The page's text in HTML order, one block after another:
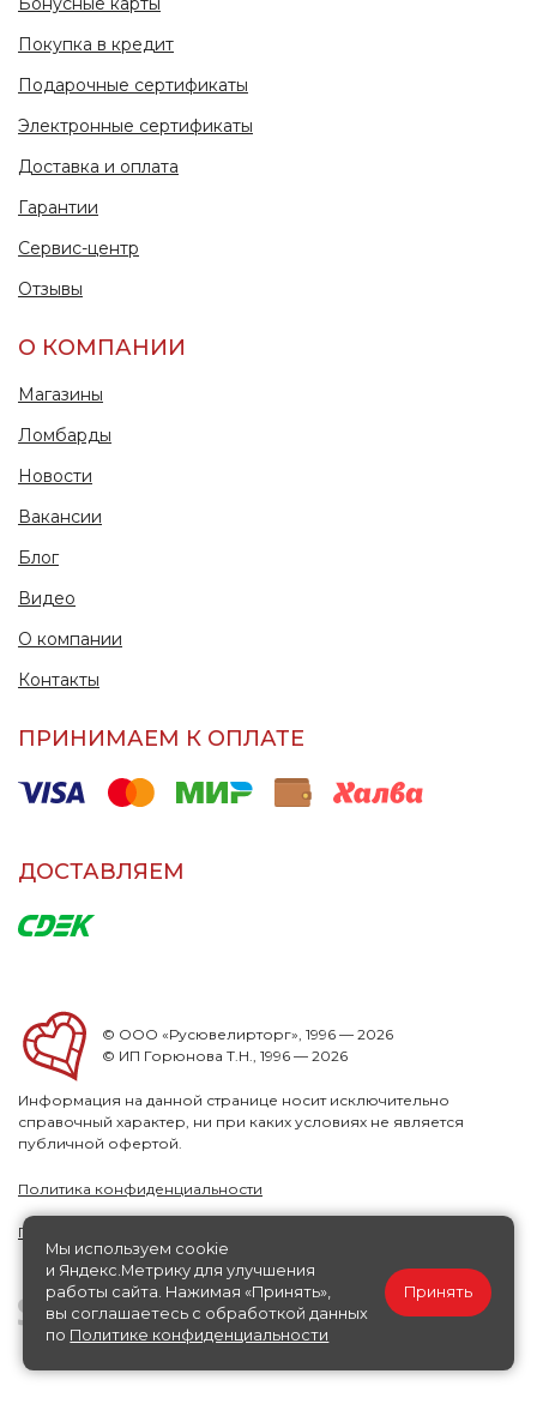
Покупка в кредит
Подарочные сертификаты
Электронные сертификаты
Доставка и оплата
Гарантии
Сервис-центр
Отзывы
О КОМПАНИИ
Магазины
Ломбарды
Новости
Вакансии
Блог
Видео
О компании
Контакты
ПРИНИМАЕМ К ОПЛАТЕ
ДОСТАВЛЯЕМ
© ООО «Русювелирторг», 1996 — 2026
© ИП Горюнова Т.Н., 1996 — 2026
Информация на данной странице носит исключительно
справочный характер, ни при каких условиях не является
публичной офертой.
Политика конфиденциальности
Публичная офера
Мы используем cookie
и Яндекс.Метрику для улучшения
работы сайта. Нажимая «Принять»,
вы соглашаетесь с обработкой данных
по Политике конфиденциальности
Принять